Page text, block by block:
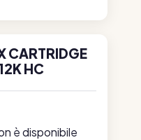
CARTRIDGE
HC
è disponibile